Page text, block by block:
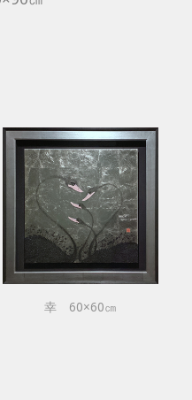
幸 60×60㎝